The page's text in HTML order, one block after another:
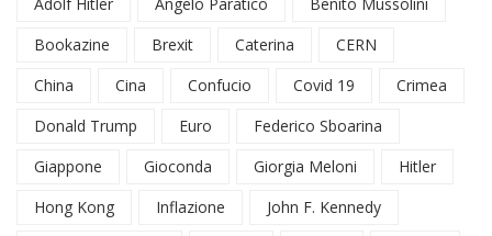
Bookazine
Brexit Caterina
CERN
China
Cina Confucio Covid 19
Crimea
Donald Trump
Euro
Federico Sboarina
Giappone
Gioconda Giorgia Meloni
Hitler
Hong Kong
Inflazione
John F. Kennedy